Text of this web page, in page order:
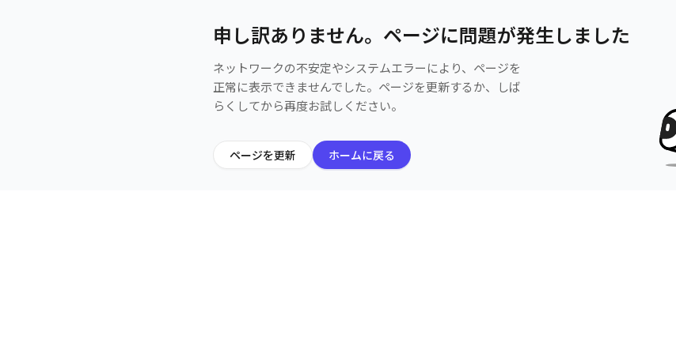
申し訳ありません。ページに問題が発生しました
ネットワークの不安定やシステムエラーにより、ページを
正常に表示できませんでした。ページを更新するか、しば
らくしてから再度お試しください。
ページを更新 ホームに戻る